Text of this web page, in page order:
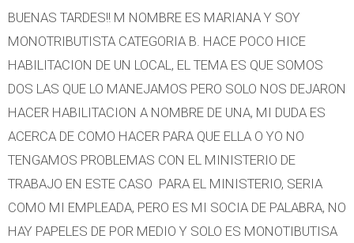
BUENAS TARDES!! M NOMBRE ES MARIANA Y SOY
MONOTRIBUTISTA CATEGORIA B. HACE POCO HICE
HABILITACION DE UN LOCAL, EL TEMA ES QUE SOMOS
DOS LAS QUE LO MANEJAMOS PERO SOLO NOS DEJARON
HACER HABILITACION A NOMBRE DE UNA, MI DUDA ES
ACERCA DE COMO HACER PARA QUE ELLA O YO NO
TENGAMOS PROBLEMAS CON EL MINISTERIO DE
TRABAJO EN ESTE CASO PARA EL MINISTERIO, SERIA
COMO MI EMPLEADA, PERO ES MI SOCIA DE PALABRA, NO
HAY PAPELES DE POR MEDIO Y SOLO ES MONOTIBUTISA